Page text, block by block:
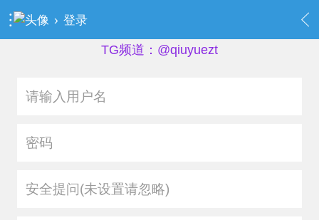
› 登录
TG频道：@qiuyuezt
安全提问(未设置请忽略)